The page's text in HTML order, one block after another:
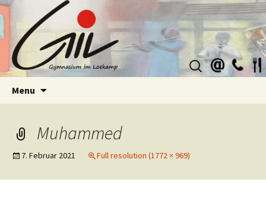
Suchen
nach:
Menu
Muhammed
7. Februar 2021 Full resolution (1772 × 969)